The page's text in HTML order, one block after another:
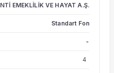
EMEKLİLİK VE HAYAT A.Ş.
Standart Fon
-
4